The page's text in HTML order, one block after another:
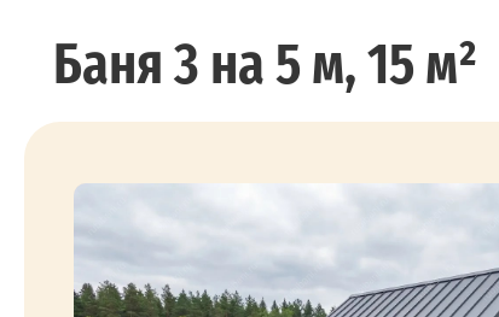
Баня 3 на 5 м, 15 м²